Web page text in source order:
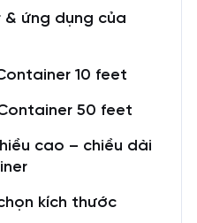
ứng dụng của
10 feet
50 feet
cao – chiều dài
kích thước